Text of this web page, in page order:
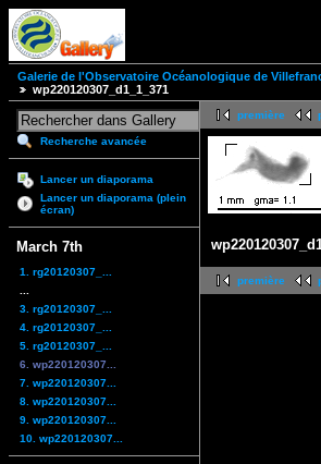
Galerie de l'Observatoire Océanologique de
wp220120307_d1_1_371
Recherche avancée
Lancer un diaporama
Lancer un diaporama (plein
écran)
March 7th
1. rg20120307_...
3. rg20120307_...
4. rg20120307_...
5. rg20120307_...
6. wp220120307...
7. wp220120307...
8. wp220120307...
9. wp220120307...
10. wp220120307...
première
première